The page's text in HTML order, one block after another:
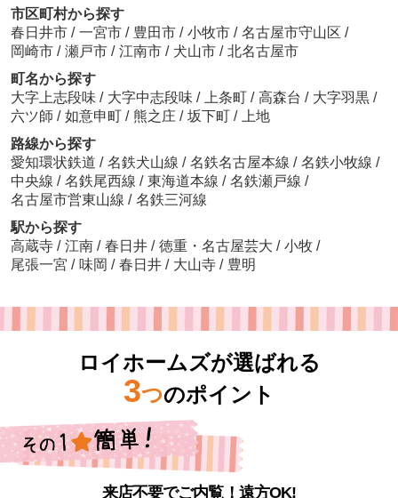
市区町村から探す
春日井市 / 一宮市 / 豊田市 / 小牧市 / 名古屋市守山区 /
岡崎市 / 瀬戸市 / 江南市 / 犬山市 / 北名古屋市
町名から探す
大字上志段味 / 大字中志段味 / 上条町 / 高森台 / 大字羽黒 /
六ツ師 / 如意申町 / 熊之庄 / 坂下町 /
上地
路線から探す
愛知環状鉄道 / 名鉄犬山線 / 名鉄名古屋本線 / 名鉄小牧線 /
中央線 / 名鉄尾西線 / 東海道本線 / 名鉄瀬戸線 /
名古屋市営東山線 / 名鉄三河線
駅から探す
高蔵寺 / 江南 / 春日井 / 徳重・名古屋芸大 / 小牧 /
尾張一宮 / 味岡 / 春日井 / 大山寺 / 豊明
ロイホームズが選ばれる
3つのポイント
来店不要でご内覧！遠方OK!